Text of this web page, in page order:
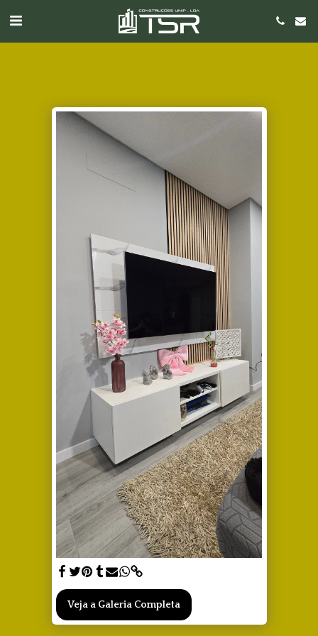
Veja a Galeria Completa